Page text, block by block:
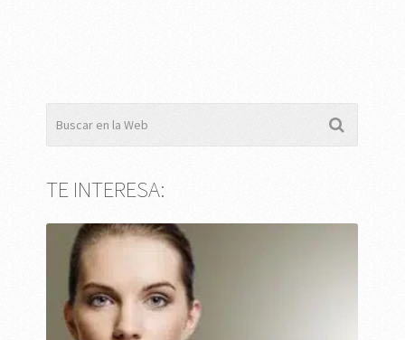
TE INTERESA: